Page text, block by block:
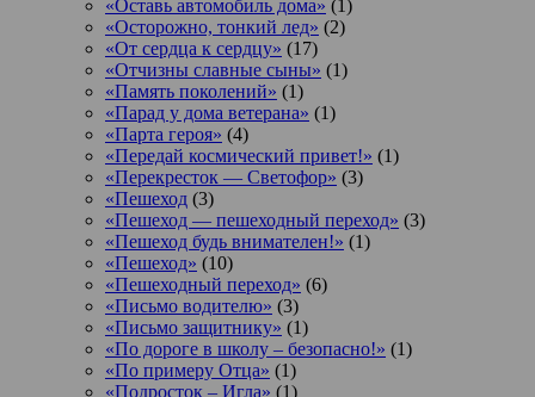
«Оставь автомобиль дома» (1)
«Осторожно, тонкий лед» (2)
«От сердца к сердцу» (17)
«Отчизны славные сыны» (1)
«Память поколений» (1)
«Парад у дома ветерана» (1)
«Парта героя» (4)
«Передай космический привет!» (1)
«Перекресток — Светофор» (3)
«Пешеход (3)
«Пешеход — пешеходный переход» (3)
«Пешеход будь внимателен!» (1)
«Пешеход» (10)
«Пешеходный переход» (6)
«Письмо водителю» (3)
«Письмо защитнику» (1)
«По дороге в школу – безопасно!» (1)
«По примеру Отца» (1)
«Подросток ‒ Игла» (1)